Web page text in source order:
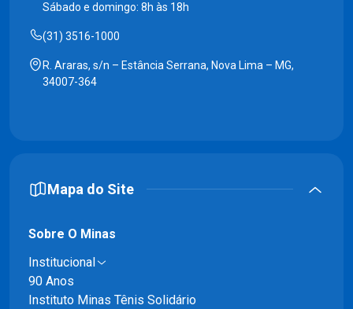
Sábado e domingo: 8h às 18h
(31) 3516-1000
R. Araras, s/n – Estância Serrana, Nova Lima – MG,
34007-364
Mapa do Site
Sobre O Minas
Institucional
90 Anos
Instituto Minas Tênis Solidário